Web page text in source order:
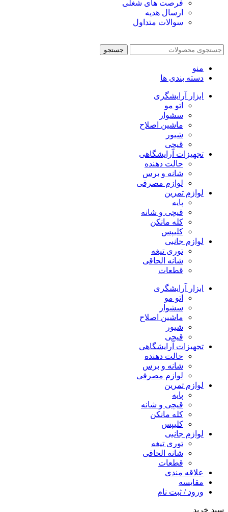
فرصت های شغلی
ارسال هدیه
سوالات متداول
جستجو
منو
دسته بندی ها
ابزار آرایشگری
اتو مو
سشوار
ماشین اصلاح
شیور
قیچی
تجهیزات آرایشگاهی
حالت دهنده
شانه و برس
لوازم مصرفی
لوازم تمرین
پایه
قیچی و شانه
کله مانکن
کلیپس
لوازم جانبی
توری تیغه
شانه الحاقی
قطعات
ابزار آرایشگری
اتو مو
سشوار
ماشین اصلاح
شیور
قیچی
تجهیزات آرایشگاهی
حالت دهنده
شانه و برس
لوازم مصرفی
لوازم تمرین
پایه
قیچی و شانه
کله مانکن
کلیپس
لوازم جانبی
توری تیغه
شانه الحاقی
قطعات
علاقه مندی
مقایسه
ورود / ثبت نام
سبد خرید